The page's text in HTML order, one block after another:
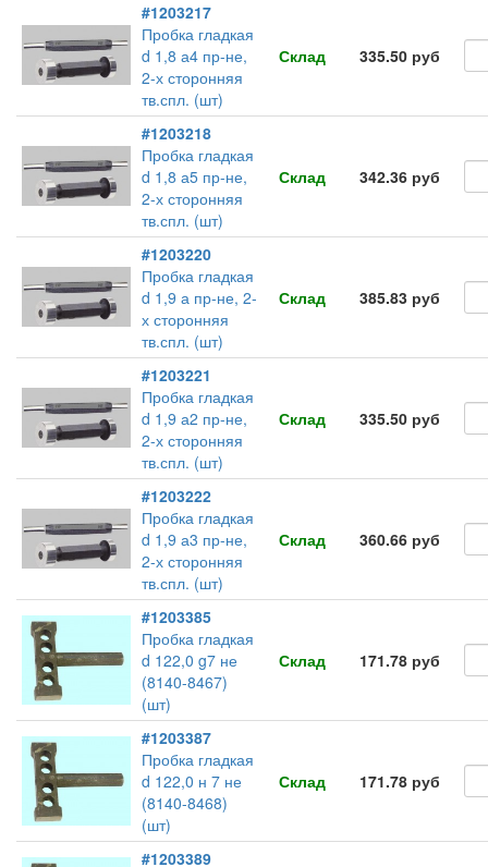
#1203217
Пробка гладкая
d 1,8 а4 пр-не,
2-х сторонняя
тв.спл. (шт)
Склад 335.50 руб
#1203218
Пробка гладкая
d 1,8 а5 пр-не,
2-х сторонняя
тв.спл. (шт)
Склад 342.36 руб
#1203220
Пробка гладкая
d 1,9 а пр-не, 2-
х сторонняя
тв.спл. (шт)
Склад 385.83 руб
#1203221
Пробка гладкая
d 1,9 а2 пр-не,
2-х сторонняя
тв.спл. (шт)
Склад 335.50 руб
#1203222
Пробка гладкая
d 1,9 а3 пр-не,
2-х сторонняя
тв.спл. (шт)
Склад 360.66 руб
#1203385
Пробка гладкая
d 122,0 g7 не
(8140-8467)
(шт)
Склад 171.78 руб
#1203387
Пробка гладкая
d 122,0 н 7 не
(8140-8468)
(шт)
Склад 171.78 руб
#1203389